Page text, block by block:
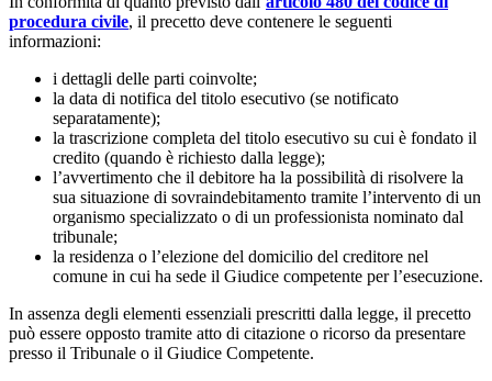
procedura civile, il precetto deve contenere le seguenti
informazioni:
i dettagli delle parti coinvolte;
la data di notifica del titolo esecutivo (se notificato
separatamente);
la trascrizione completa del titolo esecutivo su cui è fondato il
credito (quando è richiesto dalla legge);
l’avvertimento che il debitore ha la possibilità di risolvere la
sua situazione di sovraindebitamento tramite l’intervento di un
organismo specializzato o di un professionista nominato dal
tribunale;
la residenza o l’elezione del domicilio del creditore nel
comune in cui ha sede il Giudice competente per l’esecuzione.
In assenza degli elementi essenziali prescritti dalla legge, il precetto
può essere opposto tramite atto di citazione o ricorso da presentare
presso il Tribunale o il Giudice Competente.